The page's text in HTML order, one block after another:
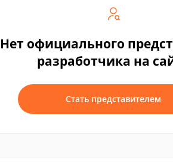
Нет официального
разработчика на
Стать представителем